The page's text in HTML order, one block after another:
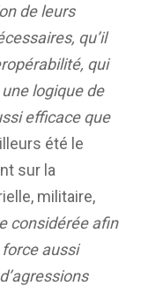
de leurs
qu’il
qui
logique de
efficace que
été le
sur la
militaire,
considérée afin
aussi